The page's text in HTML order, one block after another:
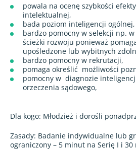
powala na ocenę szybkości
intelektualnej,
bada poziom inteligencji ogólnej,
bardzo pomocny w selekcji np.
ścieżki rozwoju ponieważ
upośledzone lub wybitnych
bardzo pomocny w rekrutacji,
pomaga określić możliwości
pomocny w diagnozie
orzeczenia sądowego,
Dla kogo: Młodzież i dorośli
Zasady: Badanie indywidualne lub
ograniczony – 5 minut na Serię I i